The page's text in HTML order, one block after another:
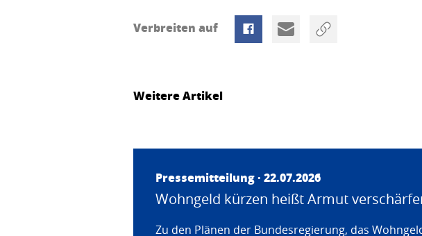
Verbreiten auf
Weitere Artikel
Pressemitteilung · 22.07.2026
Wohngeld kürzen heißt Armut
Zu den Plänen der Bundesregierung, das